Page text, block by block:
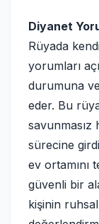
Diyanet
Rüyada
yorumları
durumuna
eder. Bu
savunmasız
sürecine
ev ortamını
güvenli bir
kişinin